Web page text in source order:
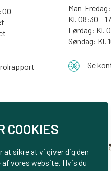
Man-Fredag:
Kl. 08:30 –
Lørdag: Kl.
Søndag: Kl.
Se
COOKIES
at sikre at vi giver dig den
vores website. Hvis du